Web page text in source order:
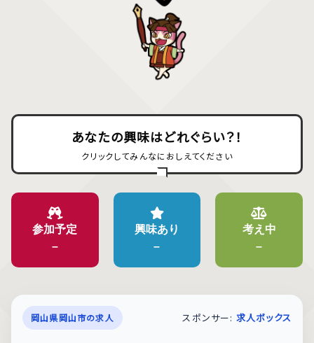
あなたの興味はどれぐらい？！
クリックしてみんなにおしえてください
参加予定
–
興味あり
–
考え中
–
岡山県岡山市の求人 スポンサー: 求人ボックス